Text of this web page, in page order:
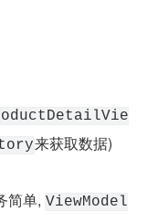
来获取数据)
简单, ViewModel